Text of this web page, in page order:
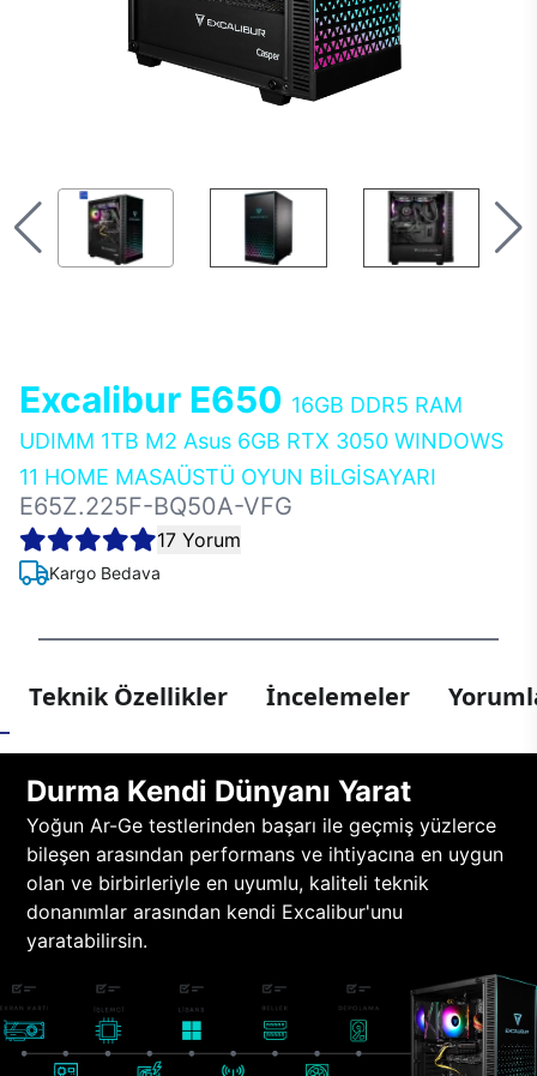
Excalibur E650 16GB DDR5 RAM
UDIMM 1TB M2 Asus 6GB RTX 3050 WINDOWS
11 HOME MASAÜSTÜ OYUN BİLGİSAYARI
E65Z.225F-BQ50A-VFG
17 Yorum
Kargo Bedava
Teknik Özellikler İncelemeler
Durma Kendi Dünyanı Yarat
Yoğun Ar-Ge testlerinden başarı ile geçmiş yüzlerce
bileşen arasından performans ve ihtiyacına en uygun
olan ve birbirleriyle en uyumlu, kaliteli teknik
donanımlar arasından kendi Excalibur'unu
yaratabilirsin.